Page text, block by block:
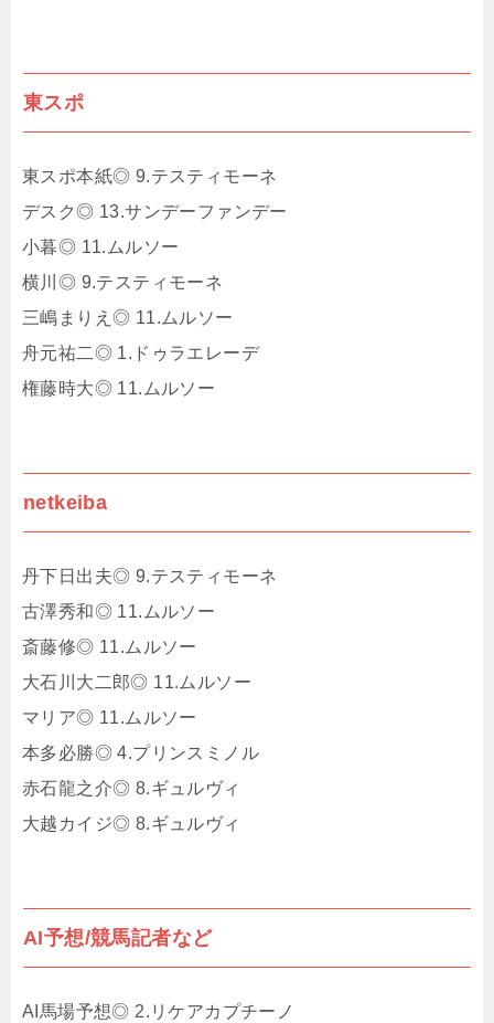
東スポ
東スポ本紙◎ 9.テスティモーネ
デスク◎ 13.サンデーファンデー
小暮◎ 11.ムルソー
横川◎ 9.テスティモーネ
三嶋まりえ◎ 11.ムルソー
舟元祐二◎ 1.ドゥラエレーデ
権藤時大◎ 11.ムルソー
netkeiba
丹下日出夫◎ 9.テスティモーネ
古澤秀和◎ 11.ムルソー
斎藤修◎ 11.ムルソー
大石川大二郎◎ 11.ムルソー
マリア◎ 11.ムルソー
本多必勝◎ 4.プリンスミノル
赤石龍之介◎ 8.ギュルヴィ
大越カイジ◎ 8.ギュルヴィ
AI予想/競馬記者など
AI馬場予想◎ 2.リケアカプチーノ